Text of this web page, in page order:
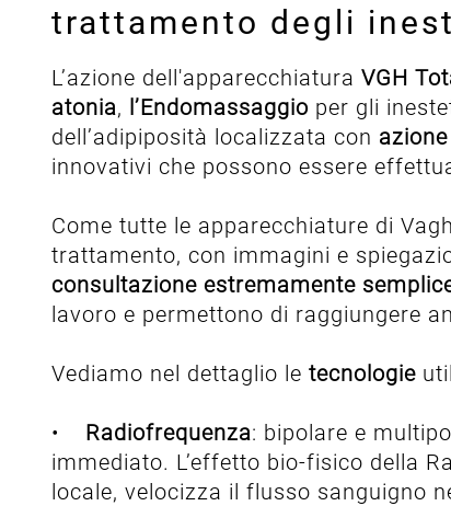
trattamento degli
L’azione dell'apparecchiatura VGH
atonia, l’Endomassaggio per gli
dell’adipiposità localizzata con
innovativi che possono essere
Come tutte le apparecchiature di
trattamento, con immagini e
consultazione estremamente
lavoro e permettono di raggiungere
Vediamo nel dettaglio letecnologie
• Radiofrequenza: bipolare e
immediato. L’effetto bio-fisico della
locale, velocizza il flusso sanguigno